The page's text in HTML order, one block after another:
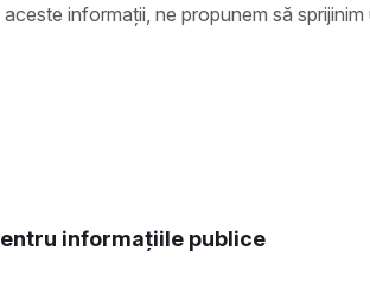
informații, ne propunem să
informațiile publice